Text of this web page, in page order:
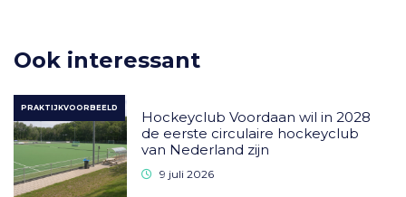
Ook interessant
PRAKTIJKVOORBEELD
Hockeyclub Voordaan wil in 2028
de eerste circulaire hockeyclub
van Nederland zijn
9 juli 2026